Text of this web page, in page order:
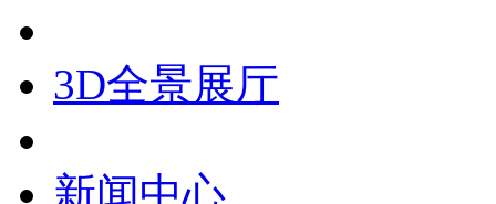
3D全景展厅
新闻中心